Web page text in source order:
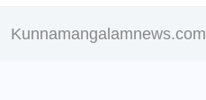
Kunnamangalamnews.com